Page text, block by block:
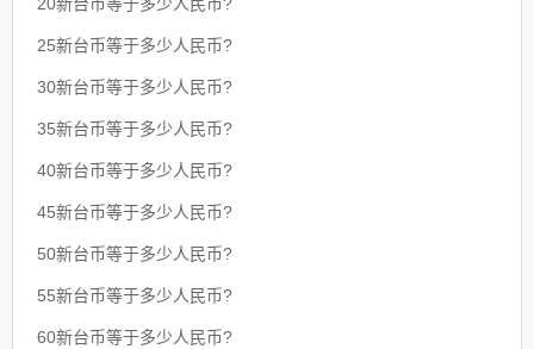
20新台币等于多少人民币?
25新台币等于多少人民币?
30新台币等于多少人民币?
35新台币等于多少人民币?
40新台币等于多少人民币?
45新台币等于多少人民币?
50新台币等于多少人民币?
55新台币等于多少人民币?
60新台币等于多少人民币?